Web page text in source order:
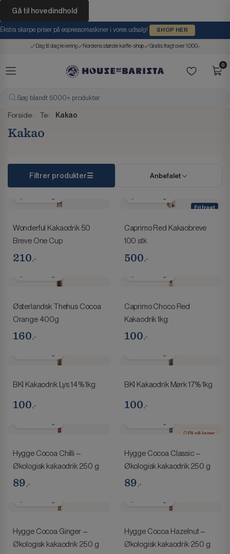
Gå til hovedindhold
Ekstra skarpe priser på espressomaskiner i vores udsalg! SHOP HER
Dag til dag levering Nordens største kaffe-shop Gratis fragt over 1.000,-
Søg blandt 5000+ produkter
0
Forside Te Kakao
Kakao
Filtrer produkter Anbefalet
210 ,-
Wonderful Kakaodrik 50
Breve One Cup
Fri fragt
500 ,-
Caprimo Red Kakaobreve
100 stk
160,-
Østerlandsk Thehus Cocoa
Orange 400g
100,-
Caprimo Choco Red
Kakaodrik 1kg
100,-
BKI Kakaodrik Lys 14% 1kg
100,-
BKI Kakaodrik Mørk 17% 1kg
89 ,-
Hygge Cocoa Chilli –
Økologisk kakaodrik 250 g
Få på lager
89 ,-
Hygge Cocoa Classic –
Økologisk kakaodrik 250 g
Hygge Cocoa Ginger –
Økologisk kakaodrik 250 g
Hygge Cocoa Hazelnut –
Økologisk kakaodrik 250 g